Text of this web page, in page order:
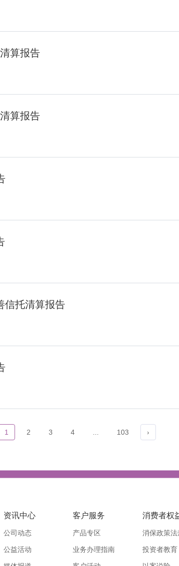
算报告
算报告
信托清算报告
1 2 3 4 103 ›
资讯中心
公司动态
公益活动
客户服务
产品专区
业务办理指南
消费者权
消保政策法
投资者教育